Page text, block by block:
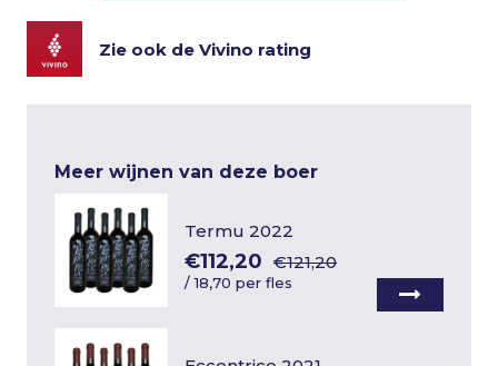
Zie ook de Vivino rating
Meer wijnen van deze boer
Termu 2022
€112,20 €121,20
/18,70 per fles